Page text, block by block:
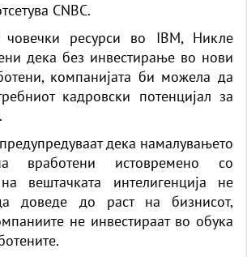
CNBC.
човечки ресурси во IBM, Никле
дека без инвестирање во нови
компанијата би можела да
кадровски потенцијал за
дека намалувањето
вработени истовремено со
вештачката интелигенција не
доведе до раст на бизнисот,
не инвестираат во обука